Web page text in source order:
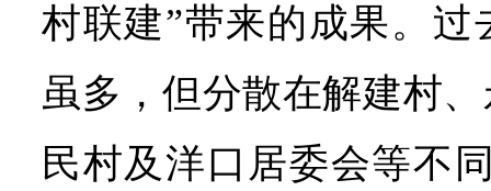
村联建”带来的成果。
虽多，但分散在解建村
民村及洋口居委会等不